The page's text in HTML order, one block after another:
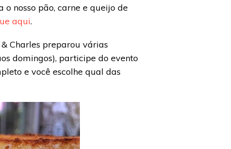
nosso pão, carne e queijo de
aqui.
Charles preparou várias
domingos), participe do evento
e você escolhe qual das